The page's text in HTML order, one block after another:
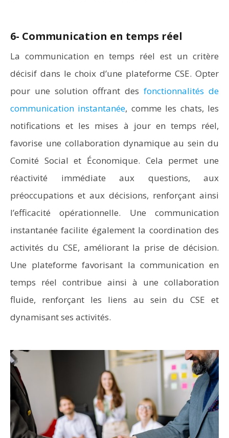
6- Communication en temps réel
La communication en temps réel est un critère
décisif dans le choix d’une plateforme CSE. Opter
pour une solution offrant des fonctionnalités de
communication instantanée, comme les chats, les
notifications et les mises à jour en temps réel,
favorise une collaboration dynamique au sein du
Comité Social et Économique. Cela permet une
réactivité immédiate aux questions, aux
préoccupations et aux décisions, renforçant ainsi
l’efficacité opérationnelle. Une communication
instantanée facilite également la coordination des
activités du CSE, améliorant la prise de décision.
Une plateforme favorisant la communication en
temps réel contribue ainsi à une collaboration
fluide, renforçant les liens au sein du CSE et
dynamisant ses activités.